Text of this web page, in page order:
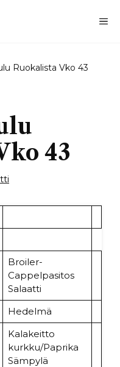
Ruokalista Vko 43
43
Broiler-
Cappelpasitos
Salaatti
Hedelmä
Kalakeitto
kurkku/Paprika
Sämpylä